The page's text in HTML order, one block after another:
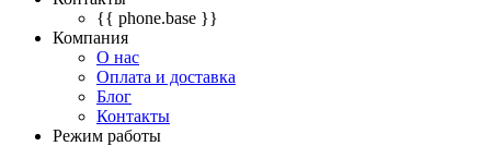
{{ phone.base }}
Компания
О нас
Оплата и доставка
Блог
Контакты
Режим работы